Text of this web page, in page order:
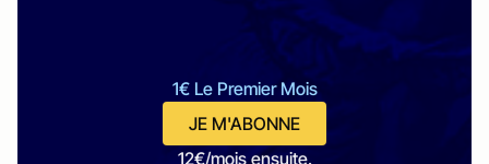
1€ Le Premier Mois
JE M'ABONNE
12€/mois ensuite.